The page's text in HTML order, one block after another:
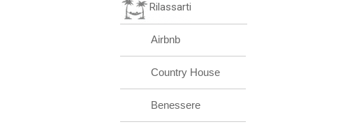
Rilassarti
Airbnb
Country House
Benessere